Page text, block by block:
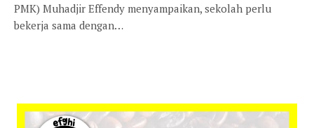
PMK) Muhadjir Effendy menyampaikan, sekolah perlu
bekerja sama dengan…